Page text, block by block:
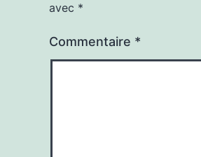
avec *
Commentaire *